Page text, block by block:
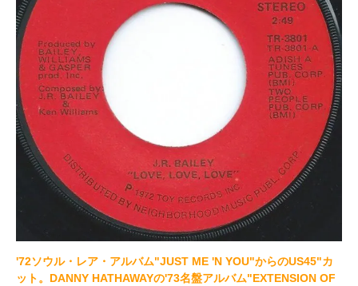
'72ソウル・レア・アルバム"JUST ME 'N YOU"からのUS45"カ
ット。DANNY HATHAWAYの'73名盤アルバム"EXTENSION OF